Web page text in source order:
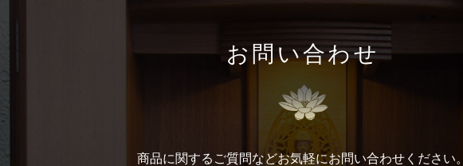
お問い合わせ
商品に関するご質問などお気軽にお問い合わせください。